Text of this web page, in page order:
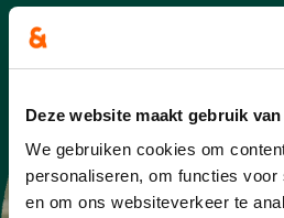
Deze website maakt gebruik
We gebruiken cookies om
personaliseren, om functies voor
en om ons websiteverkeer te